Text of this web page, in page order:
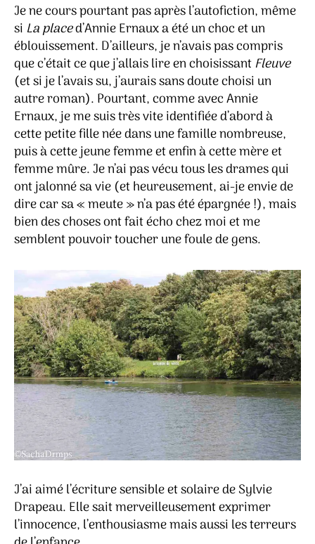
Je ne cours pourtant pas après l’autofiction, même
si La placed’Annie Ernaux a été un choc et un
éblouissement. D’ailleurs, je n’avais pas compris
que c’était ce que j’allais lire en choisissant Fleuve
(et si je l’avais su, j’aurais sans doute choisi un
autre roman). Pourtant, comme avec Annie
Ernaux, je me suis très vite identifiée d’abord à
cette petite fille née dans une famille nombreuse,
puis à cette jeune femme et enfin à cette mère et
femme mûre. Je n’ai pas vécu tous les drames qui
ont jalonné sa vie (et heureusement, ai-je envie de
dire car sa « meute » n’a pas été épargnée !), mais
bien des choses ont fait écho chez moi et me
semblent pouvoir toucher une foule de gens.
J’ai aimé l’écriture sensible et solaire de Sylvie
Drapeau. Elle sait merveilleusement exprimer
l’innocence, l’enthousiasme mais aussi les terreurs